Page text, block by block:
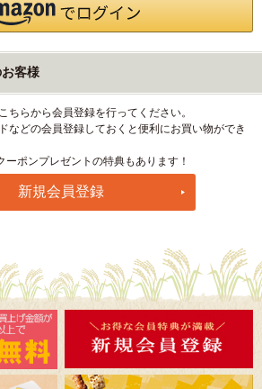
客様
ちらから会員登録を行ってください。
などの会員登録しておくと便利にお買い物ができ
ポンプレゼントの特典もあります！